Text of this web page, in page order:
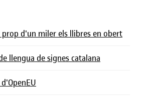
prop d'un miler els llibres en obert
llengua de signes catalana